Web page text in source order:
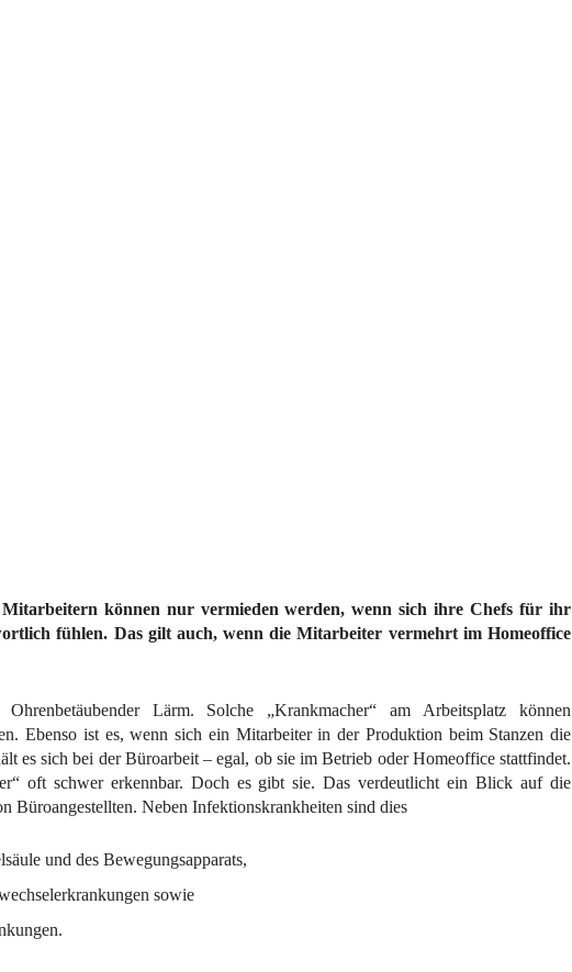
können nur vermieden werden, wenn sich ihre Chefs für ihr
fühlen. Das gilt auch, wenn die Mitarbeiter vermehrt im Homeoffice
Lärm. Solche „Krankmacher“ am Arbeitsplatz können
Ebenso ist es, wenn sich ein Mitarbeiter in der Produktion beim Stanzen die
es sich bei der Büroarbeit – egal, ob sie im Betrieb oder Homeoffice stattfindet.
oft schwer erkennbar. Doch es gibt sie. Das verdeutlicht ein Blick auf die
Büroangestellten. Neben Infektionskrankheiten sind dies
und des Bewegungsapparats,
sowie